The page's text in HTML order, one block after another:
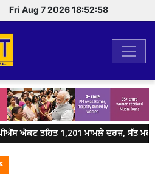
Fri Aug 7 2026 18:52:58
ਐਕਟ ਤਹਿਤ 1,201 ਮਾਮਲੇ ਦਰਜ, ਸੱਤ